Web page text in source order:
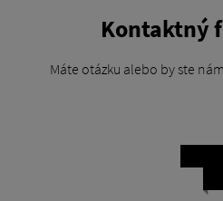
Kontaktný
Máte otázku alebo by ste